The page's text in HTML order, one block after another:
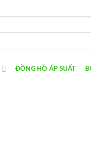
ĐỒNG HỒ ÁP SUẤT